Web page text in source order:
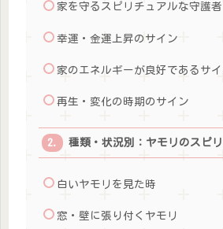
家を守るスピリチュアルな守護者
幸運・金運上昇のサイン
家のエネルギーが良好であるサ
再生・変化の時期のサイン
種類・状況別：ヤモリのスピ
白いヤモリを見た時
窓・壁に張り付くヤモリ